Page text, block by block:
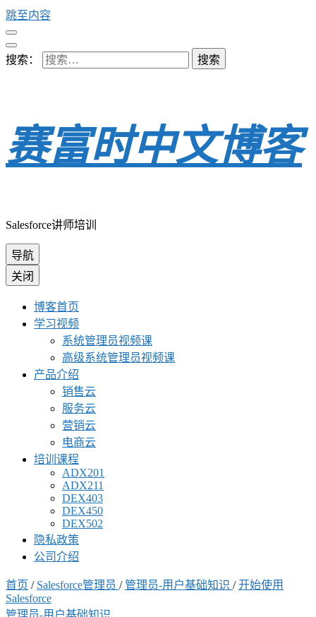
跳至内容
搜索：
赛富时中文博客
Salesforce讲师培训
导航
关闭
博客首页
学习视频
系统管理员视频课
高级系统管理员视频课
产品介绍
销售云
服务云
营销云
电商云
培训课程
ADX201
ADX211
DEX403
DEX450
DEX502
隐私政策
公司介绍
首页 / Salesforce管理员 / 管理员-用户基础知识 / 开始使用
Salesforce
管理员-用户基础知识